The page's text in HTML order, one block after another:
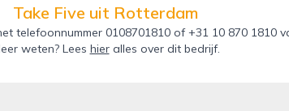
Take Five uit Rotterdam
telefoonnummer 0108701810 of +31 10 870 1810
weten? Lees hieralles over dit bedrijf.